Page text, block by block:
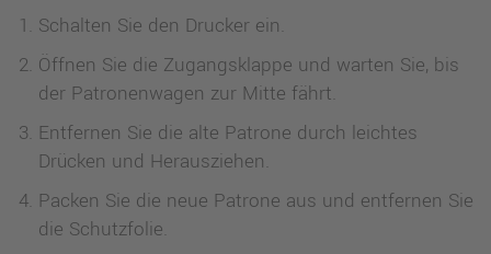
Schalten Sie den Drucker ein.
Öffnen Sie die Zugangsklappe und warten Sie, bis
der Patronenwagen zur Mitte fährt.
Entfernen Sie die alte Patrone durch leichtes
Drücken und Herausziehen.
Packen Sie die neue Patrone aus und entfernen Sie
die Schutzfolie.